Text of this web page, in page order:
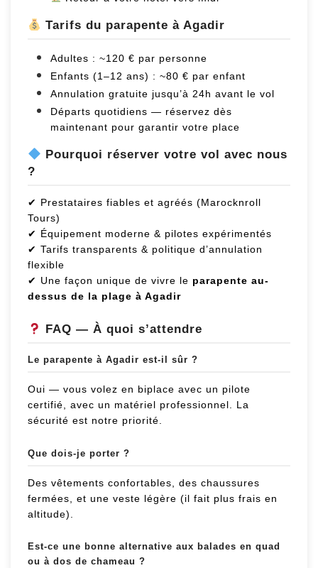
Tarifs du parapente à Agadir
Adultes : ~120 € par personne
Enfants (1–12 ans) : ~80 € par enfant
Annulation gratuite jusqu’à 24h avant le vol
Départs quotidiens — réservez dès
maintenant pour garantir votre place
Pourquoi réserver votre vol avec nous
?
✔ Prestataires fiables et agréés (Marocknroll
Tours)
✔ Équipement moderne & pilotes expérimentés
✔ Tarifs transparents & politique d’annulation
flexible
✔ Une façon unique de vivre le parapente au-
dessus de la plage à Agadir
FAQ — À quoi s’attendre
Le parapente à Agadir est-il sûr ?
Oui — vous volez en biplace avec un pilote
certifié, avec un matériel professionnel. La
sécurité est notre priorité.
Que dois-je porter ?
Des vêtements confortables, des chaussures
fermées, et une veste légère (il fait plus frais en
altitude).
Est-ce une bonne alternative aux balades en quad
ou à dos de chameau ?